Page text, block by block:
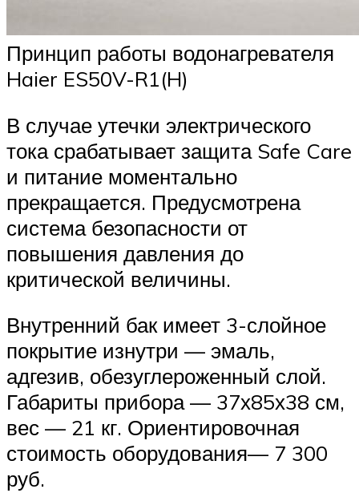
Принцип работы водонагревателя
Haier ES50V-R1(H)
В случае утечки электрического
тока срабатывает защита Safe Care
и питание моментально
прекращается. Предусмотрена
система безопасности от
повышения давления до
критической величины.
Внутренний бак имеет 3-слойное
покрытие изнутри — эмаль,
адгезив, обезуглероженный слой.
Габариты прибора — 37х85х38 см,
вес — 21 кг. Ориентировочная
стоимость оборудования— 7 300
руб.